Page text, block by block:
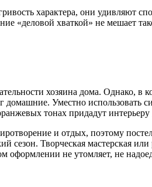
характера, они удивляют
«деловой хваткой» не мешает
хозяина дома. Однако,
Уместно использовать
тонах придадут
и отдых, поэтому
Творческая мастерская
оформлении не утомляет, не